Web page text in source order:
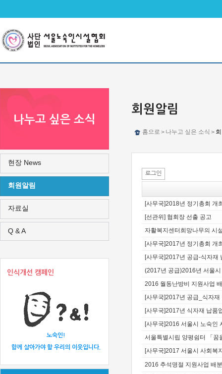
회원알림
홈으로 > 나누고 싶은 소식 >
로그인
[사무국]2018년 정기총회 개
[선관위] 협회장 선출 공고
자활복지센터희망나무의 시
[사무국]2017년 정기총회 개
[사무국]2017년 공급-식자재
(2017년 공급)2016년 서울
2016 월동난방비 지원사업
[사무국]2017년 공급_식자
[사무국]2017년 식자재 납품
[사무국]2016 서울시 노숙인
서울특별시립 양평쉼터 「꿈
[사무국]2017 서울시 사회복
2016 추석명절 지원사업 배
나누고 싶은 소식
현장 News
회원알림
자료실
Q & A
인식개선 캠페인
노숙인!
함께 살아가야 할 우리의 이웃입니다.